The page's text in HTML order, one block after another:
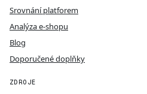
Srovnání platforem
Analýza e-shopu
Blog
Doporučené doplňky
ZDROJE